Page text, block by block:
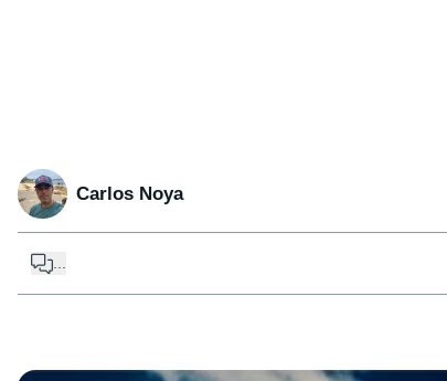
Carlos Noya
...